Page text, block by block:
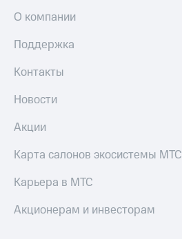
О компании
Поддержка
Контакты
Новости
Акции
Карта салонов экосистемы МТС
Карьера в МТС
Акционерам и инвесторам